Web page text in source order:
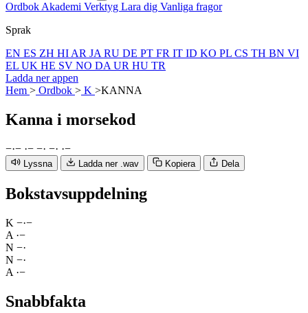
Ordbok Akademi Verktyg Lara dig Vanliga fragor
Sprak
EN ES ZH HI AR JA RU DE PT FR IT ID KO PL CS TH BN VI
EL UK HE SV NO DA UR HU TR
Ladda ner appen
Hem > Ordbok > K >KANNA
Kanna i morsekod
−·− ·− −· −· ·−
Lyssna Ladda ner .wav Kopiera Dela
Bokstavsuppdelning
K −·−
A ·−
N −·
N −·
A ·−
Snabbfakta